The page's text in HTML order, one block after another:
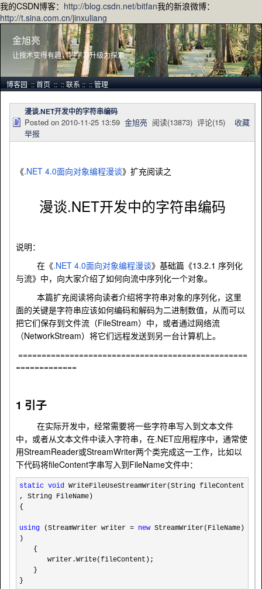
我的CSDN博客： http://blog.csdn.net/bitfan我的新浪微博：
http://t.sina.com.cn/jinxuliang
金旭亮
让技术变得有趣，将学习升级为探索
博客园::首页::::联系::::管理
漫谈.NET开发中的字符串编码
Posted on 2010-11-25 13:59 金旭亮 阅读(13873) 评论(15) 收藏
举报
《.NET 4.0面向对象编程漫谈》扩充阅读之
漫谈.NET开发中的字符串编码
说明：
在《.NET 4.0面向对象编程漫谈》基础篇《13.2.1 序列化
与流》中，向大家介绍了如何向流中序列化一个对象。
本篇扩充阅读将向读者介绍将字符串对象的序列化，这里
面的关键是字符串应该如何编码和解码为二进制数值，从而可以
把它们保存到文件流（FileStream）中，或者通过网络流
（NetworkStream）将它们远程发送到另一台计算机上。
=================================================
=============
1 引子
在实际开发中，经常需要将一些字符串写入到文本文件
中，或者从文本文件中读入字符串，在.NET应用程序中，通常使
用StreamReader或StreamWriter两个类完成这一工作，比如以
下代码将fileContent字串写入到 FileName文件中：
static void WriteFileUseStreamWriter(String fileContent
, String FileName)
{
using (StreamWriter writer = new StreamWriter(FileName)
)
{
writer.Write(fileContent);
}
}